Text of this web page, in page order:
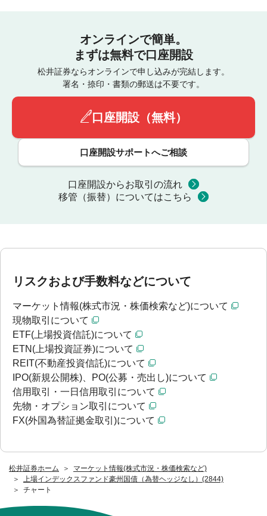
松井証券ホーム
マーケット情報(株式市況・株価検索など)
上場インデックスファンド豪州国債（為替ヘッジなし）(2844)
チャート
オンラインで簡単。
まずは無料で口座開設
松井証券ならオンラインで申し込みが完結します。
署名・捺印・書類の郵送は不要です。
口座開設（無料）
口座開設サポートへご相談
口座開設からお取引の流れ
移管（振替）についてはこちら
リスクおよび手数料などについて
マーケット情報(株式市況・株価検索など)について
現物取引について
ETF(上場投資信託)について
ETN(上場投資証券)について
REIT(不動産投資信託)について
IPO(新規公開株)、PO(公募・売出し)について
信用取引・一日信用取引について
先物・オプション取引について
FX(外国為替証拠金取引)について